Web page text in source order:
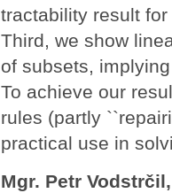
tractability result
Third, we show
of subsets,
To achieve our
rules (partly
practical use in
Mgr. Petr